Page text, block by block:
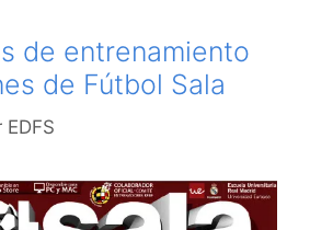
de entrenamiento
de Fútbol Sala
EDFS